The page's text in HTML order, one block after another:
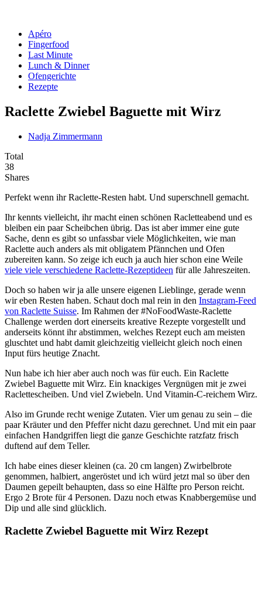
Apéro
Fingerfood
Last Minute
Lunch & Dinner
Ofengerichte
Rezepte
Raclette Zwiebel Baguette mit Wirz
Nadja Zimmermann
Total
38
Shares
Perfekt wenn ihr Raclette-Resten habt. Und superschnell gemacht.
Ihr kennts vielleicht, ihr macht einen schönen Racletteabend und es
bleiben ein paar Scheibchen übrig. Das ist aber immer eine gute
Sache, denn es gibt so unfassbar viele Möglichkeiten, wie man
Raclette auch anders als mit obligatem Pfännchen und Ofen
zubereiten kann. So zeige ich euch ja auch hier schon eine Weile
viele viele verschiedene Raclette-Rezeptideen für alle Jahreszeiten.
Doch so haben wir ja alle unsere eigenen Lieblinge, gerade wenn
wir eben Resten haben. Schaut doch mal rein in den Instagram-Feed
von Raclette Suisse. Im Rahmen der #NoFoodWaste-Raclette
Challenge werden dort einerseits kreative Rezepte vorgestellt und
anderseits könnt ihr abstimmen, welches Rezept euch am meisten
gluschtet und habt damit gleichzeitig vielleicht gleich noch einen
Input fürs heutige Znacht.
Nun habe ich hier aber auch noch was für euch. Ein Raclette
Zwiebel Baguette mit Wirz. Ein knackiges Vergnügen mit je zwei
Raclettescheiben. Und viel Zwiebeln. Und Vitamin-C-reichem Wirz.
Also im Grunde recht wenige Zutaten. Vier um genau zu sein – die
paar Kräuter und den Pfeffer nicht dazu gerechnet. Und mit ein paar
einfachen Handgriffen liegt die ganze Geschichte ratzfatz frisch
duftend auf dem Teller.
Ich habe eines dieser kleinen (ca. 20 cm langen) Zwirbelbrote
genommen, halbiert, angeröstet und ich würd jetzt mal so über den
Daumen gepeilt behaupten, dass so eine Hälfte pro Person reicht.
Ergo 2 Brote für 4 Personen. Dazu noch etwas Knabbergemüse und
Dip und alle sind glücklich.
Raclette Zwiebel Baguette mit Wirz Rezept